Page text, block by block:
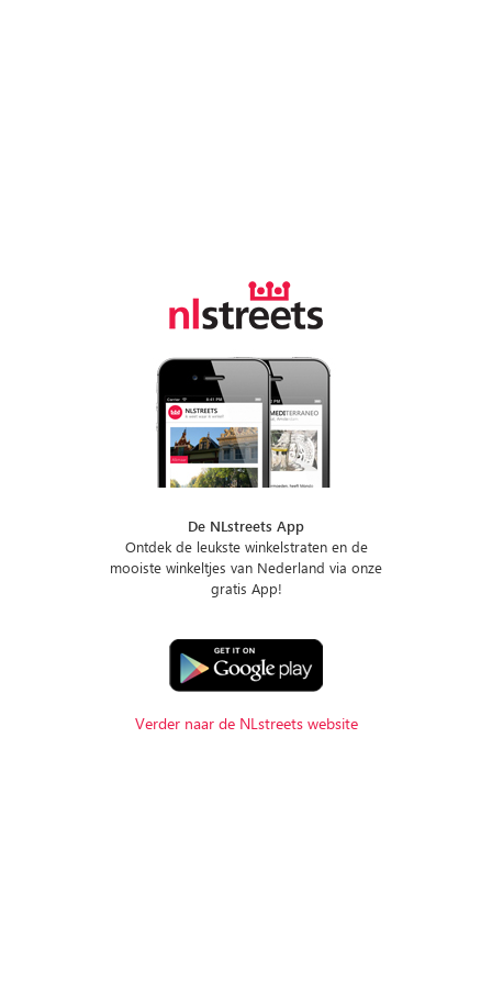
De NLstreets App
Ontdek de leukste winkelstraten en de
mooiste winkeltjes van Nederland via onze
gratis App!
Verder naar de NLstreets website